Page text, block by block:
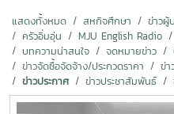
แสดงทั้งหมด สหกิจศึกษา ข่าวผู้
ครัวอิ่มอุ่น
MJU English Radio
บทความน่าสนใจ
จดหมายข่าว
ข่าวจัดซื้อจัดจ้าง/ประกวดราคา
ข่า
ข่าวประกาศ
ข่าวประชาสัมพันธ์